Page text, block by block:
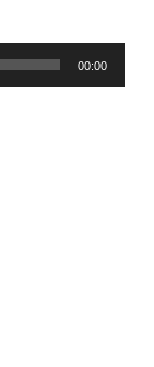
00:00